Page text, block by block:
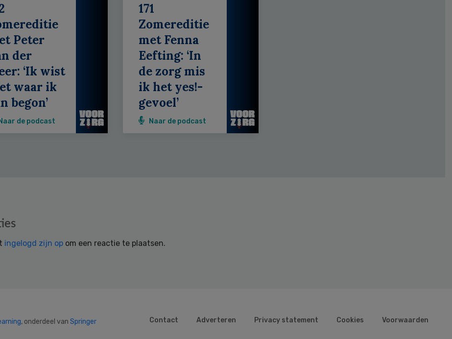
Peter
der
‘Ik wist
waar ik
begon’
Naar de podcast
171
Zomereditie
met Fenna
Eefting: ‘In
de zorg mis
ik het yes!-
gevoel’
Naar de podcast
ingelogd zijn op om een reactie te plaatsen.
, onderdeel van Springer
Contact Adverteren Privacy statement Cookies Voorwaarden